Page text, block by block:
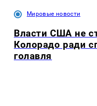
Мировые новости
Власти США не
Колорадо ради
голавля